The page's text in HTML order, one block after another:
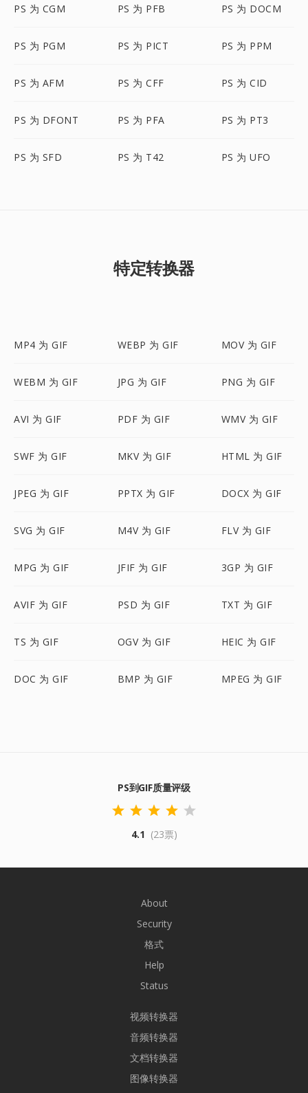
PS 为 CGM PS 为 PFB PS 为 DOCM
PS 为 PGM PS 为 PICT PS 为 PPM
PS 为 AFM PS 为 CFF PS 为 CID
PS 为 DFONT PS 为 PFA PS 为 PT3
PS 为 SFD PS 为 T42 PS 为 UFO
特定转换器
MP4 为 GIF WEBP 为 GIF MOV 为 GIF
WEBM 为 GIF JPG 为 GIF PNG 为 GIF
AVI 为 GIF PDF 为 GIF WMV 为 GIF
SWF 为 GIF MKV 为 GIF HTML 为 GIF
JPEG 为 GIF PPTX 为 GIF DOCX 为 GIF
SVG 为 GIF M4V 为 GIF FLV 为 GIF
MPG 为 GIF JFIF 为 GIF 3GP 为 GIF
AVIF 为 GIF PSD 为 GIF TXT 为 GIF
TS 为 GIF OGV 为 GIF HEIC 为 GIF
DOC 为 GIF BMP 为 GIF MPEG 为 GIF
PS到GIF质量评级
4.1 (23票)
About
Security
格式
Help
Status
视频转换器
音频转换器
文档转换器
图像转换器